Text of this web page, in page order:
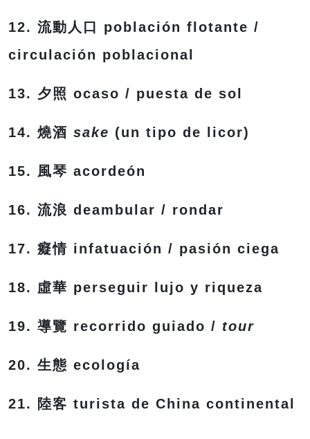
12. 流動人口 población flotante /
circulación poblacional
13. 夕照 ocaso / puesta de sol
14. 燒酒 sake (un tipo de licor)
15. 風琴 acordeón
16. 流浪 deambular / rondar
17. 癡情 infatuación / pasión ciega
18. 虛華 perseguir lujo y riqueza
19. 導覽 recorrido guiado / tour
20. 生態 ecología
21. 陸客 turista de China continental